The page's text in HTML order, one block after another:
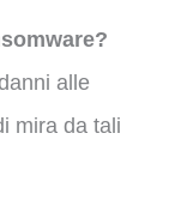
alle
mira da tali